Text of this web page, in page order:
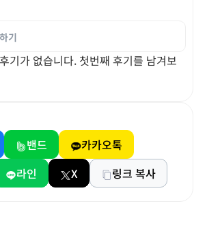
기
기가 없습니다. 첫번째 후기를 남겨보
밴드
카카오톡
라인 X 링크 복사